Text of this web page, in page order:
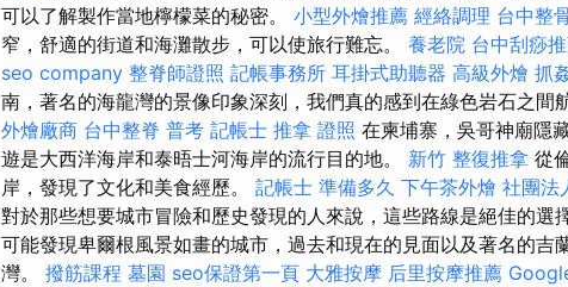
可以了解製作當地檸檬菜的秘密。 小型外燴推薦 經絡調理 台中整
窄，舒適的街道和海灘散步，可以使旅行難忘。 養老院 台中刮痧
seo company 整脊師證照 記帳事務所 耳掛式助聽器 高級外燴 抓
南，著名的海龍灣的景像印象深刻，我們真的感到在綠色岩石之間
外燴廠商 台中整脊 普考 記帳士 推拿 證照 在柬埔寨，吳哥神廟隱
遊是大西洋海岸和泰晤士河海岸的流行目的地。 新竹 整復推拿 從
岸，發現了文化和美食經歷。 記帳士 準備多久 下午茶外燴 社團法
對於那些想要城市冒險和歷史發現的人來說，這些路線是絕佳的選
可能發現卑爾根風景如畫的城市，過去和現在的見面以及著名的吉
灣。 撥筋課程 墓園 seo保證第一頁 大雅按摩 后里按摩推薦